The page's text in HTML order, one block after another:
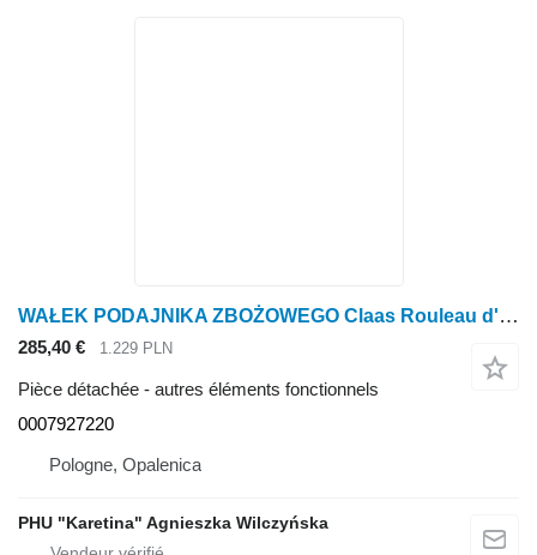
WAŁEK PODAJNIKA ZBOŻOWEGO Claas Rouleau d'alimentation en grains Lexion 600 0007927220 (Traducteur supérieur) pour moissonneuse-batteuse Claas Lexion 600
285,40 € 1.229 PLN
Pièce détachée - autres éléments fonctionnels
0007927220
Pologne, Opalenica
PHU "Karetina" Agnieszka Wilczyńska